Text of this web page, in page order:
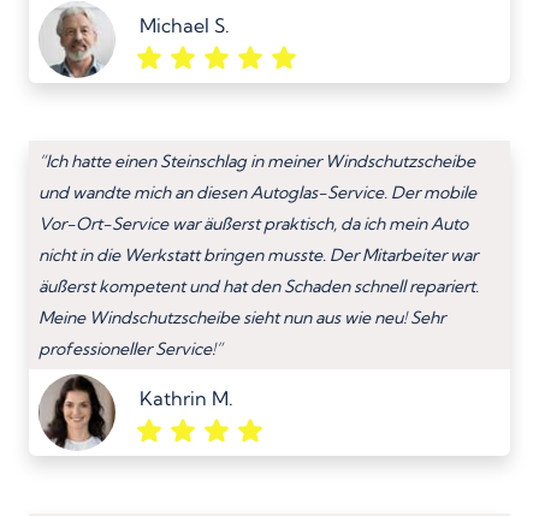
Michael S.
“Ich hatte einen Steinschlag in meiner Windschutzscheibe
und wandte mich an diesen Autoglas-Service. Der mobile
Vor-Ort-Service war äußerst praktisch, da ich mein Auto
nicht in die Werkstatt bringen musste. Der Mitarbeiter war
äußerst kompetent und hat den Schaden schnell repariert.
Meine Windschutzscheibe sieht nun aus wie neu! Sehr
professioneller Service!”
Kathrin M.